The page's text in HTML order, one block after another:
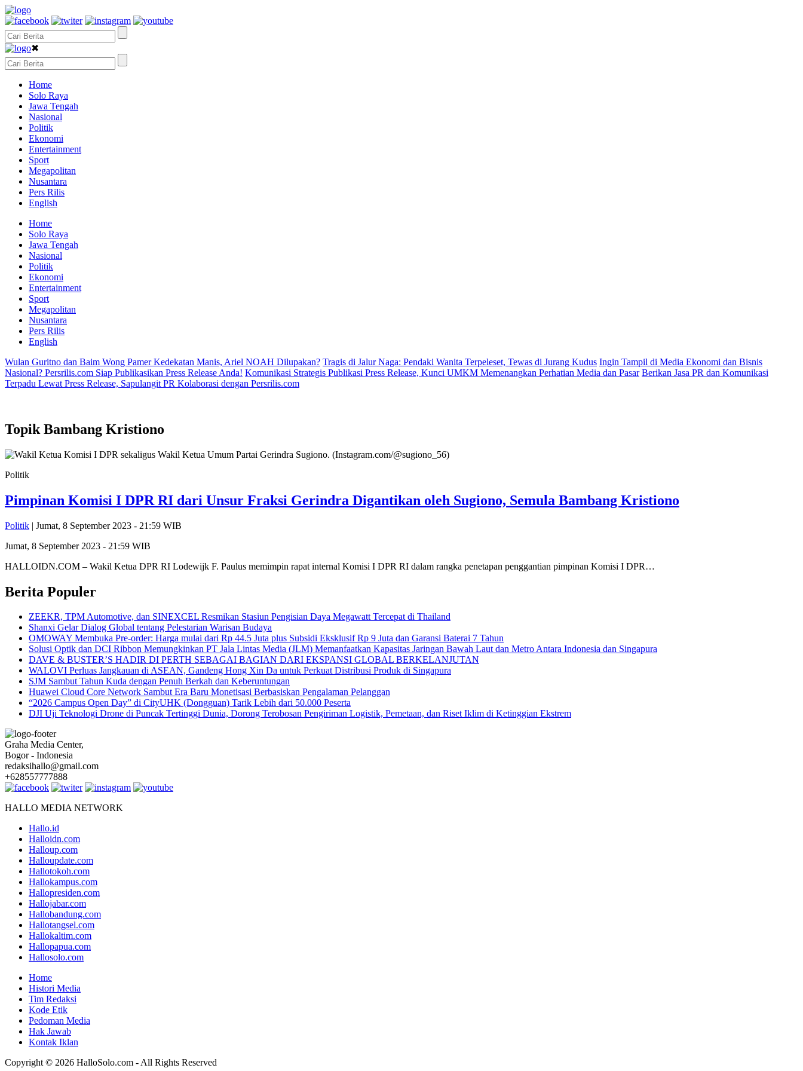
✖
Home
Solo Raya
Jawa Tengah
Nasional
Politik
Ekonomi
Entertainment
Sport
Megapolitan
Nusantara
Pers Rilis
English
Home
Solo Raya
Jawa Tengah
Nasional
Politik
Ekonomi
Entertainment
Sport
Megapolitan
Nusantara
Pers Rilis
English
Wulan Guritno dan Baim Wong Pamer Kedekatan Manis, Ariel NOAH Dilupakan? Tragis di Jalur Naga: Pendaki Wanita Terpeleset, Tewas di Jurang Kudus Ingin Tampil di Media Ekonomi dan Bisnis
Nasional? Persrilis.com Siap Publikasikan Press Release Anda! Komunikasi Strategis Publikasi Press Release, Kunci UMKM Memenangkan Perhatian Media dan Pasar Berikan Jasa PR dan Komunikasi
Terpadu Lewat Press Release, Sapulangit PR Kolaborasi dengan Persrilis.com
Topik Bambang Kristiono
Politik
Pimpinan Komisi I DPR RI dari Unsur Fraksi Gerindra Digantikan oleh Sugiono, Semula Bambang Kristiono
Politik | Jumat, 8 September 2023 - 21:59 WIB
Jumat, 8 September 2023 - 21:59 WIB
HALLOIDN.COM – Wakil Ketua DPR RI Lodewijk F. Paulus memimpin rapat internal Komisi I DPR RI dalam rangka penetapan penggantian pimpinan Komisi I DPR…
Berita Populer
ZEEKR, TPM Automotive, dan SINEXCEL Resmikan Stasiun Pengisian Daya Megawatt Tercepat di Thailand
Shanxi Gelar Dialog Global tentang Pelestarian Warisan Budaya
OMOWAY Membuka Pre-order: Harga mulai dari Rp 44.5 Juta plus Subsidi Eksklusif Rp 9 Juta dan Garansi Baterai 7 Tahun
Solusi Optik dan DCI Ribbon Memungkinkan PT Jala Lintas Media (JLM) Memanfaatkan Kapasitas Jaringan Bawah Laut dan Metro Antara Indonesia dan Singapura
DAVE & BUSTER’S HADIR DI PERTH SEBAGAI BAGIAN DARI EKSPANSI GLOBAL BERKELANJUTAN
WALOVI Perluas Jangkauan di ASEAN, Gandeng Hong Xin Da untuk Perkuat Distribusi Produk di Singapura
SJM Sambut Tahun Kuda dengan Penuh Berkah dan Keberuntungan
Huawei Cloud Core Network Sambut Era Baru Monetisasi Berbasiskan Pengalaman Pelanggan
“2026 Campus Open Day” di CityUHK (Dongguan) Tarik Lebih dari 50.000 Peserta
DJI Uji Teknologi Drone di Puncak Tertinggi Dunia, Dorong Terobosan Pengiriman Logistik, Pemetaan, dan Riset Iklim di Ketinggian Ekstrem
Graha Media Center,
Bogor - Indonesia
redaksihallo@gmail.com
+628557777888
HALLO MEDIA NETWORK
Hallo.id
Halloidn.com
Halloup.com
Halloupdate.com
Hallotokoh.com
Hallokampus.com
Hallopresiden.com
Hallojabar.com
Hallobandung.com
Hallotangsel.com
Hallokaltim.com
Hallopapua.com
Hallosolo.com
Home
Histori Media
Tim Redaksi
Kode Etik
Pedoman Media
Hak Jawab
Kontak Iklan
Copyright © 2026 HalloSolo.com - All Rights Reserved